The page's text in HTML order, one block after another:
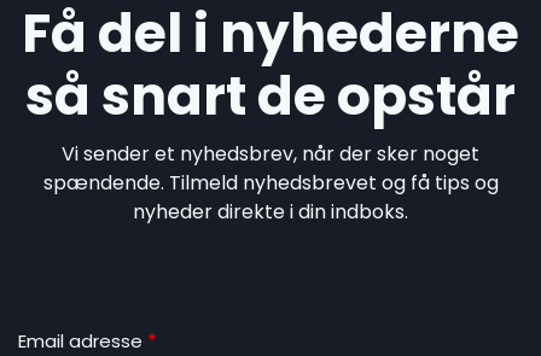
Få del i nyhederne
så snart de opstår
Vi sender et nyhedsbrev, når der sker noget
spændende. Tilmeld nyhedsbrevet og få tips og
nyheder direkte i din indboks.
Email adresse